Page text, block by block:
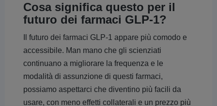
Cosa significa questo per il
futuro dei farmaci GLP-1?
Il futuro dei farmaci GLP-1 appare più comodo e
accessibile. Man mano che gli scienziati
continuano a migliorare la frequenza e le
modalità di assunzione di questi farmaci,
possiamo aspettarci che diventino più facili da
usare, con meno effetti collaterali e un prezzo più